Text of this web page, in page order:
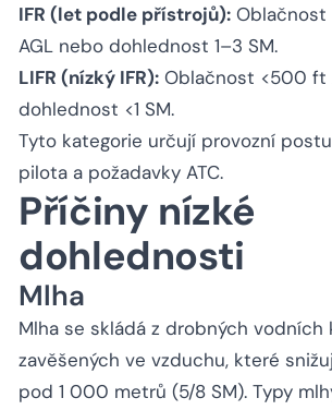
IFR (let podle přístrojů):
AGL nebo dohlednost 1–3 SM.
LIFR (nízký IFR): Oblačnost <500 ft
dohlednost <1 SM.
Tyto kategorie určují provozní
pilota a požadavky ATC.
Příčiny nízké
dohlednosti
Mlha
Mlha se skládá z drobných vodních
zavěšených ve vzduchu, které
pod 1 000 metrů (5/8 SM). Typy